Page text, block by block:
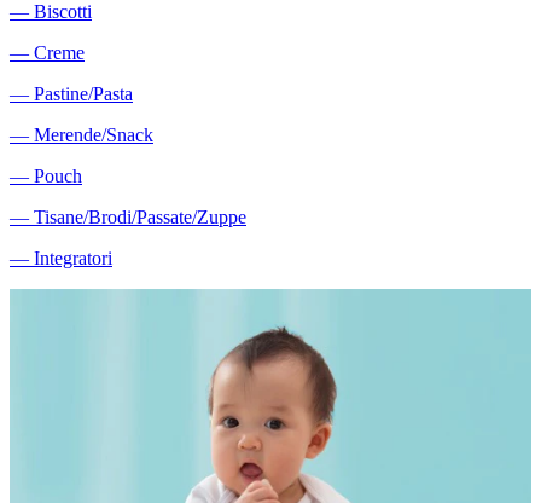
― Biscotti
― Creme
― Pastine/Pasta
― Merende/Snack
― Pouch
― Tisane/Brodi/Passate/Zuppe
― Integratori